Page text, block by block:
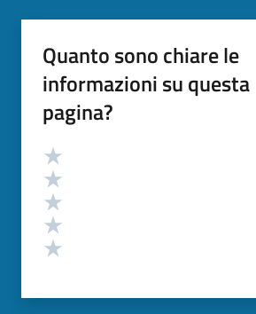
Quanto sono chiare le
informazioni su questa
pagina?
Valutazione